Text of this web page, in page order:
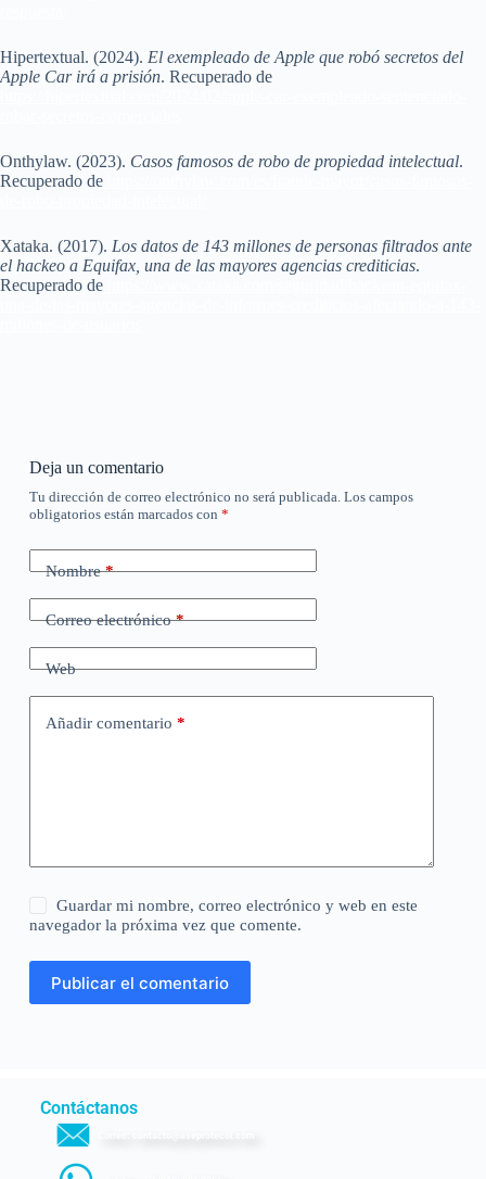
Hipertextual. (2024). El exempleado de Apple que robó secretos del
Apple Car irá a prisión. Recuperado de
Onthylaw. (2023). Casos famosos de robo de propiedad intelectual.
Recuperado de
Xataka. (2017). Los datos de 143 millones de personas filtrados ante
el hackeo a Equifax, una de las mayores agencias crediticias.
Recuperado de
Deja un comentario
Tu dirección de correo electrónico no será publicada. Los campos
obligatorios están marcados con *
Nombre*
Correo electrónico*
Web
Añadir comentario *
Guardar mi nombre, correo electrónico y web en este
navegador la próxima vez que comente.
Publicar el comentario
A
l
r
n
a
v
e
Contáctanos